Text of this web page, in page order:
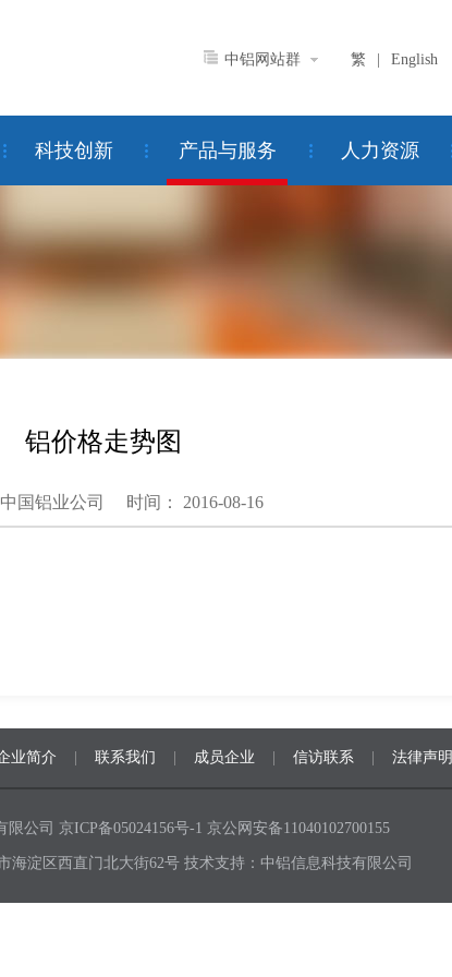
繁 English
中铝网站群
科技创新 产品与服务 人力资源
铝价格走势图
国铝业公司 时间： 2016-08-16
业简介 联系我们 成员企业 信访联系 法律声明
限公司 京ICP备05024156号-1 京公网安备11040102700155
海淀区西直门北大街62号 技术支持：中铝信息科技有限公司